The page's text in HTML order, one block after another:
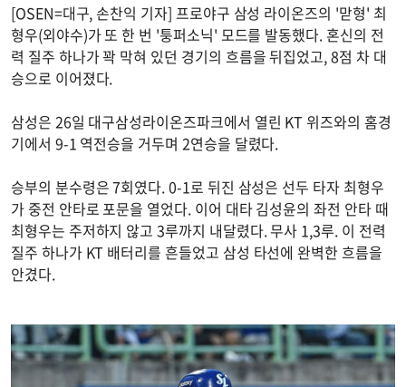
[OSEN=대구, 손찬익 기자] 프로야구 삼성 라이온즈의 '맏형' 최
형우(외야수)가 또 한 번 '퉁퍼소닉' 모드를 발동했다. 혼신의 전
력 질주 하나가 꽉 막혀 있던 경기의 흐름을 뒤집었고, 8점 차 대
승으로 이어졌다.
삼성은 26일 대구삼성라이온즈파크에서 열린 KT 위즈와의 홈경
기에서 9-1 역전승을 거두며 2연승을 달렸다.
승부의 분수령은 7회였다. 0-1로 뒤진 삼성은 선두 타자 최형우
가 중전 안타로 포문을 열었다. 이어 대타 김성윤의 좌전 안타 때
최형우는 주저하지 않고 3루까지 내달렸다. 무사 1,3루. 이 전력
질주 하나가 KT 배터리를 흔들었고 삼성 타선에 완벽한 흐름을
안겼다.